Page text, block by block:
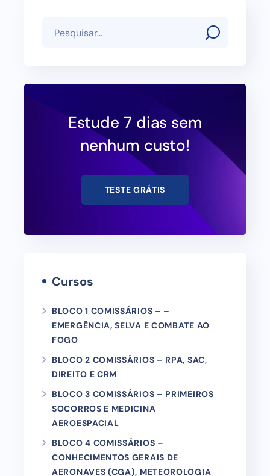
Estude 7 dias sem
nenhum custo!
TESTE GRÁTIS
Cursos
BLOCO 1 COMISSÁRIOS – –
EMERGÊNCIA, SELVA E COMBATE AO
FOGO
BLOCO 2 COMISSÁRIOS – RPA, SAC,
DIREITO E CRM
BLOCO 3 COMISSÁRIOS – PRIMEIROS
SOCORROS E MEDICINA
AEROESPACIAL
BLOCO 4 COMISSÁRIOS –
CONHECIMENTOS GERAIS DE
AERONAVES (CGA), METEOROLOGIA